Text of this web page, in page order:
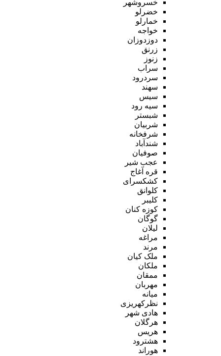
خسروشهر
خضرلو
خمارلو
خواجه
دوزدوزان
زرنق
زنوز
سراب
سردرود
سهند
سیس
سیه رود
شبستر
شربیان
شرفخانه
شندآباد
صوفیان
عجب شیر
قره آغاج
کشکسرای
کلوانق
کلیبر
کوزه کنان
گوگان
لیلان
مراغه
مرند
ملک کیان
ملکان
ممقان
مهربان
میانه
نظرکهریزی
هادی شهر
هرگلان
هریس
هشترود
هوراند